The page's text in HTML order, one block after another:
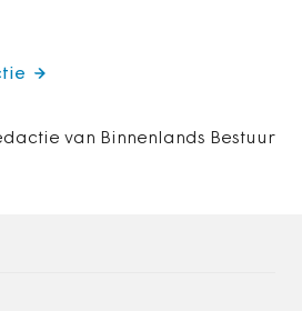
van Binnenlands Bestuur